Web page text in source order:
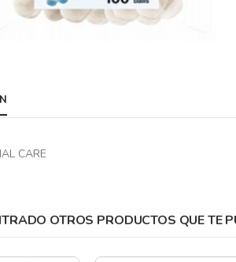
CARE
OTROS PRODUCTOS QUE TE